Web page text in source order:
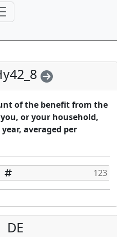
of the benefit from the
or your household,
averaged per
DE